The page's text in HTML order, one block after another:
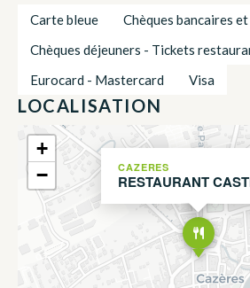
Carte bleue
Chèques bancaires
Chèques déjeuners - Tickets
Eurocard - Mastercard
Visa
LOCALISATION
CAZERES
RESTAURANT
+
−